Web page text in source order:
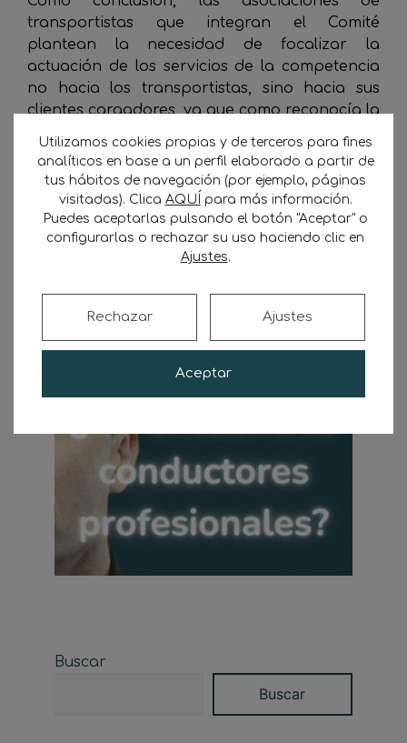
transportistas que integran el Comité
plantean la necesidad de focalizar la
actuación de los servicios de la competencia
no hacia los transportistas, sino hacia sus
clientes cargadores, ya que como reconocía la
problemas del Sector no vienen de la
realización de prácticas desleales por los
propios transportistas, sino por la
manifestación del desigual poder de mercado
de la demandada (cargadores), y en
consecuencia de la dificultad de repercutir en
Buscar
Buscar
Utilizamos cookies propias y de terceros para fines
analíticos en base a un perfil elaborado a partir de
tus hábitos de navegación (por ejemplo, páginas
visitadas). Clica AQUÍ para más información.
Puedes aceptarlas pulsando el botón "Aceptar" o
configurarlas o rechazar su uso haciendo clic en
Ajustes.
Aceptar
Rechazar Ajustes